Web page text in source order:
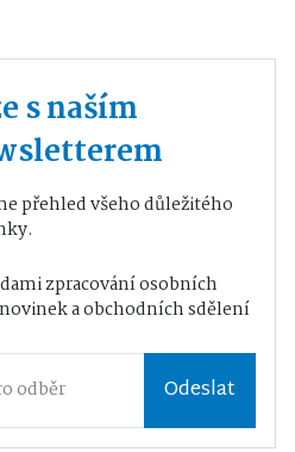
s naším
přehled všeho důležitého
zpracování osobních
a obchodních sdělení
Odeslat